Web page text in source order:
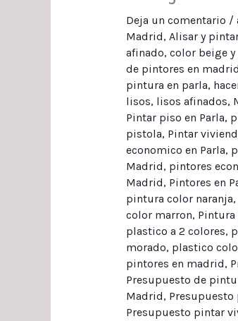
Deja un comentario /
Madrid, Alisar y
afinado, color beige y
de pintores en madrid
pintura en parla,
lisos, lisos afinados,
Pintar piso en Parla,
pistola, Pintar
economico en Parla,
Madrid, pintores
Madrid, Pintores en
pintura color naranja,
color marron,
plastico a 2 colores,
morado, plastico
pintores en madrid,
Presupuesto de
Madrid, Presupuesto
Presupuesto pintar